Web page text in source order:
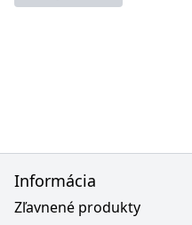
Informácia
Zľavnené produkty